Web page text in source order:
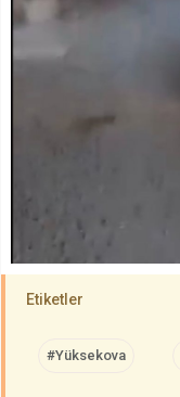
Etiketler
#Yüksekova